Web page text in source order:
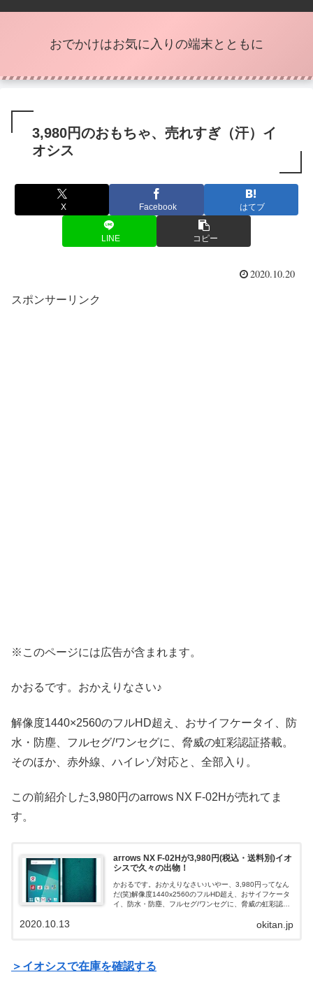
おでかけはお気に入りの端末とともに
3,980円のおもちゃ、売れすぎ（汗）イ
オシス
X Facebook はてブ
LINE コピー
2020.10.20
スポンサーリンク
※このページには広告が含まれます。
かおるです。おかえりなさい♪
解像度1440×2560のフルHD超え、おサイフケータイ、防
水・防塵、フルセグ/ワンセグに、脅威の虹彩認証搭載。
そのほか、赤外線、ハイレゾ対応と、全部入り。
この前紹介した3,980円のarrows NX F-02Hが売れてま
す。
arrows NX F-02Hが3,980円(税込・送料別)イオ
シスで久々の出物！
かおるです。おかえりなさい♪いやー、3,980円ってなん
だ(笑)解像度1440x2560のフルHD超え、おサイフケータ
イ、防水・防塵、フルセグ/ワンセグに、脅威の虹彩認証
okitan.jp
2020.10.13
＞イオシスで在庫を確認する